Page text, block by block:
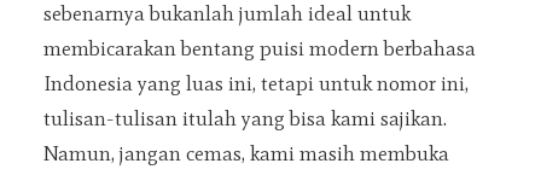
sebenarnya bukanlah jumlah ideal untuk
membicarakan bentang puisi modern berbahasa
Indonesia yang luas ini, tetapi untuk nomor ini,
tulisan-tulisan itulah yang bisa kami sajikan.
Namun, jangan cemas, kami masih membuka